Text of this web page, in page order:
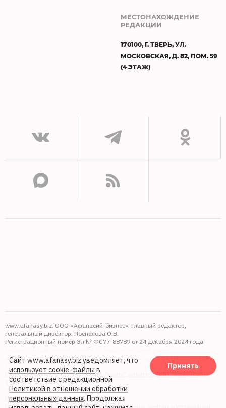
МЕСТОНАХОЖДЕНИЕ
РЕДАКЦИИ
170100, Г. ТВЕРЬ, УЛ.
МОСКОВСКАЯ, Д. 82, ПОМ. 59
(4 ЭТАЖ)
www.afanasy.biz. ООО «Афанасий-бизнес». Главный редактор,
генеральный директор: Поспелова О.В.
Регистрационный номер Эл № ФС77-88789 от 24 декабря 2024 года
Выдано: Федеральная служба по надзору в сфере связи,
информационных технологий и массовых коммуникаций (Роскомнадзор).
Правопреемником АО "Афанасий-бизнес" является ООО "Афанасий-
бизнес"
Политика обработки файлов cookie
Политика в отношении обработки персональных данных и реализации
Сайт www.afanasy.biz уведомляет, что
использует cookie-файлы в
соответствие с редакционной
Политикой в отношении обработки
персональных данных. Продолжая
Принять